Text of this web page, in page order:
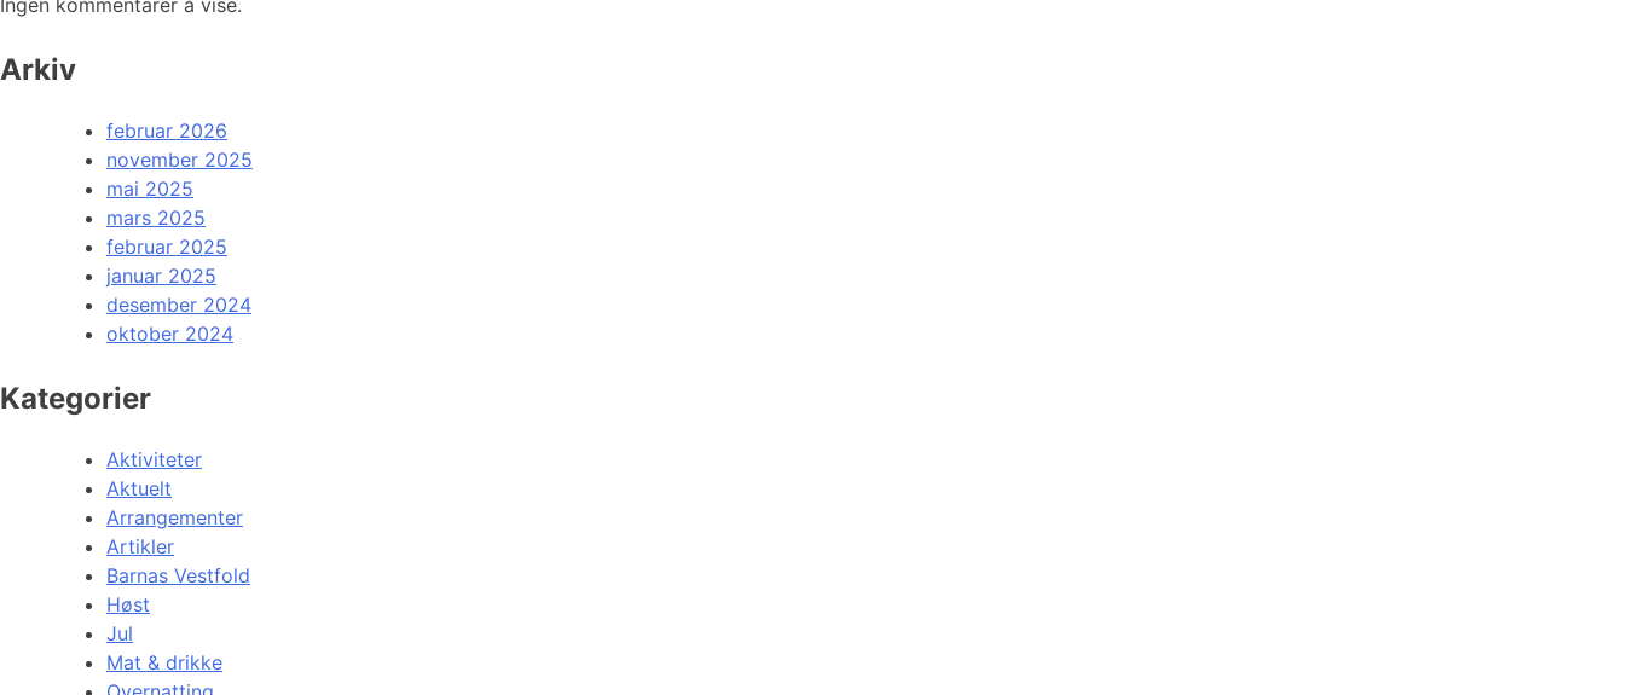
Ingen kommentarer å vise.
Arkiv
februar 2026
november 2025
mai 2025
mars 2025
februar 2025
januar 2025
desember 2024
oktober 2024
Kategorier
Aktiviteter
Aktuelt
Arrangementer
Artikler
Barnas Vestfold
Høst
Jul
Mat & drikke